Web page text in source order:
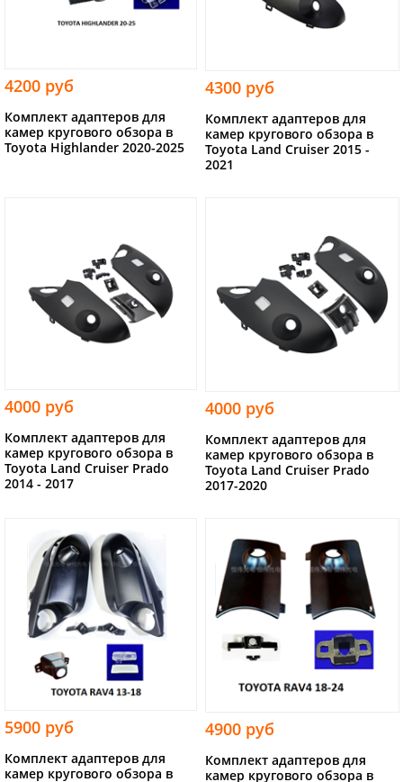
4200 руб
Комплект адаптеров для
камер кругового обзора в
Toyota Highlander 2020-2025
4300 руб
Комплект адаптеров для
камер кругового обзора в
Toyota Land Cruiser 2015 -
2021
4000 руб
Комплект адаптеров для
камер кругового обзора в
Toyota Land Cruiser Prado
2014 - 2017
4000 руб
Комплект адаптеров для
камер кругового обзора в
Toyota Land Cruiser Prado
2017-2020
5900 руб
Комплект адаптеров для
камер кругового обзора в
4900 руб
Комплект адаптеров для
камер кругового обзора в